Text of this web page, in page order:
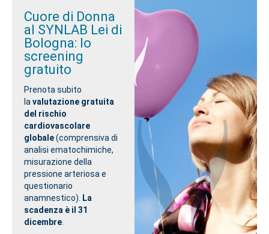
Cuore di Donna
al SYNLAB Lei di
Bologna: lo
screening
gratuito
Prenota subito
la valutazione gratuita
del rischio
cardiovascolare
globale(comprensiva di
analisi ematochimiche,
misurazione della
pressione arteriosa e
questionario
anamnestico).
La
scadenza è il 31
dicembre